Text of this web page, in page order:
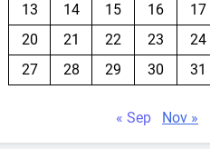
13
14 15 16 17
20
21 22 23 24
27
28 29 30 31
« Sep Nov »